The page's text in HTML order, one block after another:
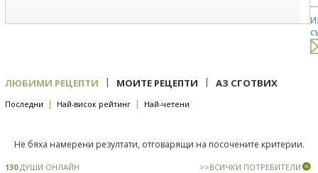
ЛЮБИМИ РЕЦЕПТИ | МОИТЕ РЕЦЕПТИ | АЗ СГОТВИХ
Последни | Най-висок рейтинг | Най-четени
Не бяха намерени резултати, отговарящи на посочените критерии.
130ДУШИ ОНЛАЙН >>ВСИЧКИ ПОТРЕБИТЕЛИ